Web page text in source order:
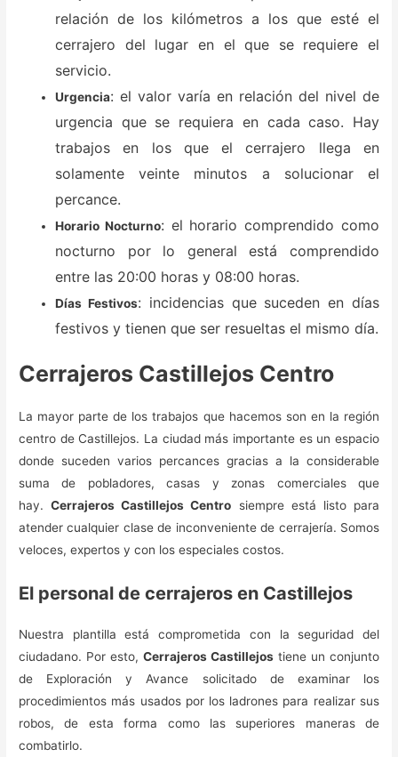
relación de los kilómetros a los que esté el
cerrajero del lugar en el que se requiere el
servicio.
Urgencia: el valor varía en relación del nivel de
urgencia que se requiera en cada caso. Hay
trabajos en los que el cerrajero llega en
solamente veinte minutos a solucionar el
percance.
Horario Nocturno: el horario comprendido como
nocturno por lo general está comprendido
entre las 20:00 horas y 08:00 horas.
Días Festivos: incidencias que suceden en días
festivos y tienen que ser resueltas el mismo día.
Cerrajeros Castillejos Centro
La mayor parte de los trabajos que hacemos son en la región
centro de Castillejos. La ciudad más importante es un espacio
donde suceden varios percances gracias a la considerable
suma de pobladores, casas y zonas comerciales que
hay.Cerrajeros Castillejos Centro siempre está listo para
atender cualquier clase de inconveniente de cerrajería. Somos
veloces, expertos y con los especiales costos.
El personal de cerrajeros en Castillejos
Nuestra plantilla está comprometida con la seguridad del
ciudadano. Por esto,Cerrajeros Castillejos tiene un conjunto
de Exploración y Avance solicitado de examinar los
procedimientos más usados por los ladrones para realizar sus
robos, de esta forma como las superiores maneras de
combatirlo.